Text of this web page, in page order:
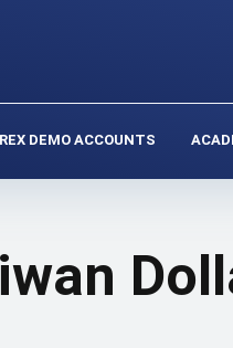
DEMO ACCOUNTS